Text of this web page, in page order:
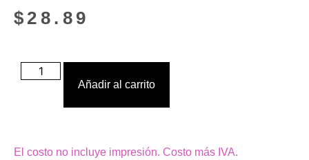
$ 28.89
Añadir al carrito
El costo no incluye impresión. Costo más IVA.